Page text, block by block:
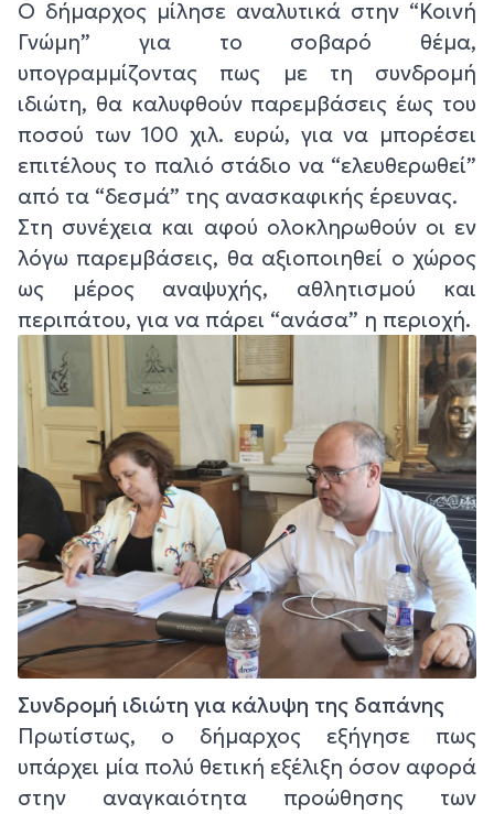
Ο δήμαρχος μίλησε αναλυτικά στην “Κοινή
Γνώμη” για το σοβαρό θέμα,
υπογραμμίζοντας πως με τη συνδρομή
ιδιώτη, θα καλυφθούν παρεμβάσεις έως του
ποσού των 100 χιλ. ευρώ, για να μπορέσει
επιτέλους το παλιό στάδιο να “ελευθερωθεί”
από τα “δεσμά” της ανασκαφικής έρευνας.
Στη συνέχεια και αφού ολοκληρωθούν οι εν
λόγω παρεμβάσεις, θα αξιοποιηθεί ο χώρος
ως μέρος αναψυχής, αθλητισμού και
περιπάτου, για να πάρει “ανάσα” η περιοχή.
Συνδρομή ιδιώτη για κάλυψη της δαπάνης
Πρωτίστως, ο δήμαρχος εξήγησε πως
υπάρχει μία πολύ θετική εξέλιξη όσον αφορά
στην αναγκαιότητα προώθησης των